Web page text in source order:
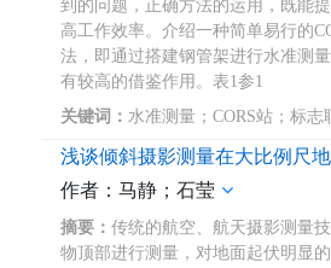
到的问题，正确方法的运用，既能
高工作效率。介绍一种简单易行的
法，即通过搭建钢管架进行水准测
有较高的借鉴作用。表1参1
关键词： 水准测量；CORS站；标志
浅谈倾斜摄影测量在大比例尺
作者：马静；石莹
摘要： 传统的航空、航天摄影测量
物顶部进行测量，对地面起伏明显